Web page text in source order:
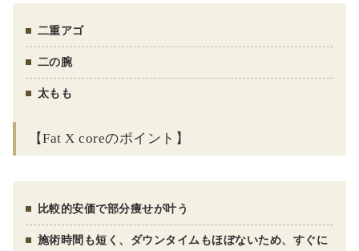
二重アゴ
二の腕
太もも
【Fat X coreのポイント】
比較的安価で部分痩せが叶う
施術時間も短く、ダウンタイムもほぼないため、すぐに